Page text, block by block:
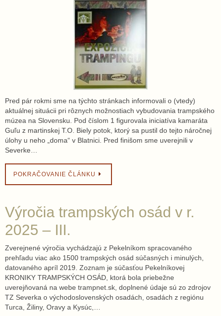
Pred pár rokmi sme na týchto stránkach informovali o (vtedy)
aktuálnej situácii pri rôznych možnostiach vybudovania trampského
múzea na Slovensku. Pod číslom 1 figurovala iniciatíva kamaráta
Guľu z martinskej T.O. Biely potok, ktorý sa pustil do tejto náročnej
úlohy u neho „doma“ v Blatnici. Pred finišom sme uverejnili v
Severke…
POKRAČOVANIE ČLÁNKU
Výročia trampských osád v r.
2025 – III.
Zverejnené výročia vychádzajú z Pekelníkom spracovaného
prehľadu viac ako 1500 trampských osád súčasných i minulých,
datovaného apríl 2019. Zoznam je súčasťou Pekelníkovej
KRONIKY TRAMPSKÝCH OSÁD, ktorá bola priebežne
uverejňovaná na webe trampnet.sk, doplnené údaje sú zo zdrojov
TZ Severka o východoslovenských osadách, osadách z regiónu
Turca, Žiliny, Oravy a Kysúc,…